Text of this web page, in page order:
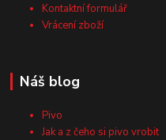
Kontaktní formulář
Vrácení zboží
Náš blog
Pivo
Jak a z čeho si pivo vrobit